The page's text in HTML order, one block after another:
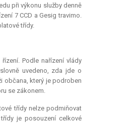
při výkonu služby denně
7 CCD a Gesig travimo.
třídy.
Podle nařízení vlády
uvedeno, zda jde o
občana, který je podroben
se zákonem.
třídy nelze podmiňovat
je posouzení celkové